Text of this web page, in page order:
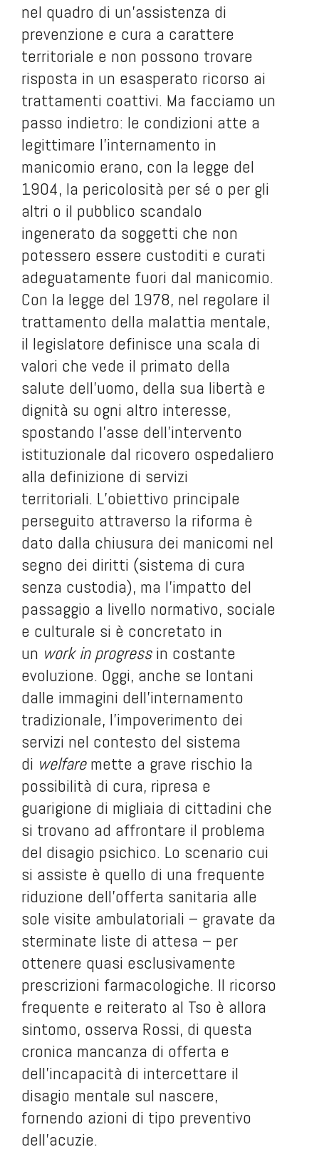
nel quadro di un’assistenza di
prevenzione e cura a carattere
territoriale e non possono trovare
risposta in un esasperato ricorso ai
trattamenti coattivi. Ma facciamo un
passo indietro: le condizioni atte a
legittimare l’internamento in
manicomio erano, con la legge del
1904, la pericolosità per sé o per gli
altri o il pubblico scandalo
ingenerato da soggetti che non
potessero essere custoditi e curati
adeguatamente fuori dal manicomio.
Con la legge del 1978, nel regolare il
trattamento della malattia mentale,
il legislatore definisce una scala di
valori che vede il primato della
salute dell’uomo, della sua libertà e
dignità su ogni altro interesse,
spostando l’asse dell’intervento
istituzionale dal ricovero ospedaliero
alla definizione di servizi
territoriali. L’obiettivo principale
perseguito attraverso la riforma è
dato dalla chiusura dei manicomi nel
segno dei diritti (sistema di cura
senza custodia), ma l’impatto del
passaggio a livello normativo, sociale
e culturale si è concretato in
un work in progressin costante
evoluzione. Oggi, anche se lontani
dalle immagini dell’internamento
tradizionale, l’impoverimento dei
servizi nel contesto del sistema
di welfaremette a grave rischio la
possibilità di cura, ripresa e
guarigione di migliaia di cittadini che
si trovano ad affrontare il problema
del disagio psichico. Lo scenario cui
si assiste è quello di una frequente
riduzione dell’offerta sanitaria alle
sole visite ambulatoriali – gravate da
sterminate liste di attesa – per
ottenere quasi esclusivamente
prescrizioni farmacologiche. Il ricorso
frequente e reiterato al Tso è allora
sintomo, osserva Rossi, di questa
cronica mancanza di offerta e
dell’incapacità di intercettare il
disagio mentale sul nascere,
fornendo azioni di tipo preventivo
dell’acuzie.